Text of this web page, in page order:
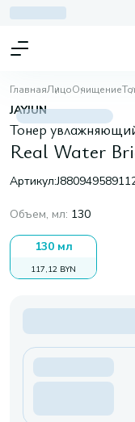
ГлавнаяЛицоОчищение
JAYJUN
Тонер
Real Water
Артикул:
Объем, мл: 130
130 мл
117,12 BYN